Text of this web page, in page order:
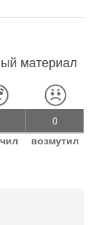
материал
0
возмутил